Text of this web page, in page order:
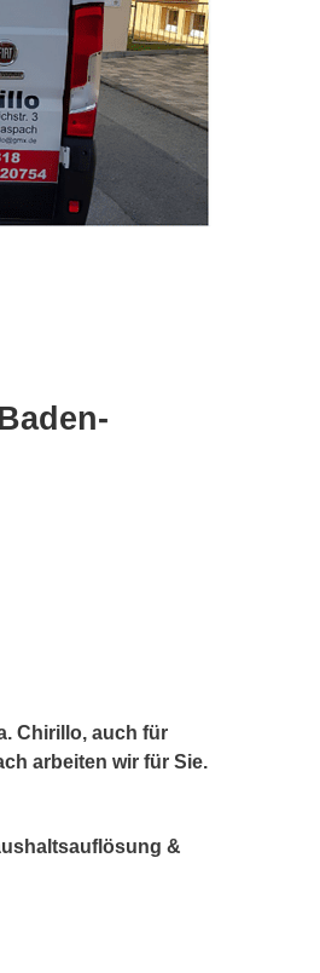
Chirillo, auch für
arbeiten wir für Sie.
&